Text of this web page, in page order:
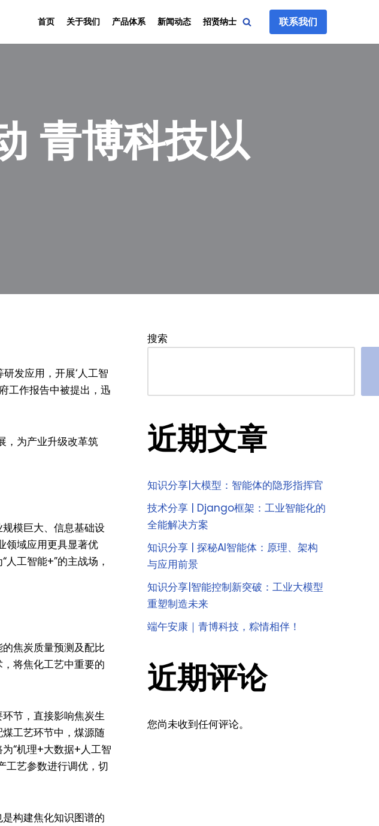
首页 关于我们 产品体系 新闻动态 招贤纳士 联系我们
青博科技以
发应用，开展‘人工智
工作报告中被提出，迅
，为产业升级改革筑
模巨大、信息基础设
领域应用更具显著优
工智能+”的主战场，
焦炭质量预测及配比
将焦化工艺中重要的
节，直接影响焦炭生
工艺环节中，煤源随
“机理+大数据+人工智
工艺参数进行调优，切
构建焦化知识图谱的
搜索
近期文章
知识分享|大模型：智能体的隐形指挥官
技术分享 | Django框架：工业智能化的
全能解决方案
知识分享 | 探秘AI智能体：原理、架构
与应用前景
知识分享|智能控制新突破：工业大模型
重塑制造未来
端午安康｜青博科技，粽情相伴！
近期评论
您尚未收到任何评论。